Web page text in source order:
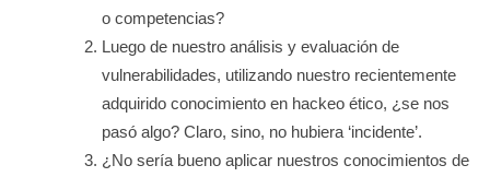
o competencias?
Luego de nuestro análisis y evaluación de
vulnerabilidades, utilizando nuestro recientemente
adquirido conocimiento en hackeo ético, ¿se nos
pasó algo? Claro, sino, no hubiera ‘incidente’.
¿No sería bueno aplicar nuestros conocimientos de